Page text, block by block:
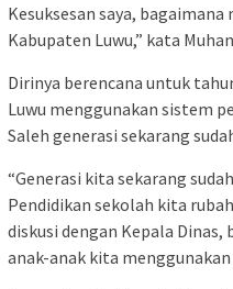
Kesuksesan saya,
Kabupaten Luwu,” kata
Dirinya berencana untuk
Luwu menggunakan sistem
Saleh generasi sekarang
“Generasi kita sekarang
Pendidikan sekolah kita
diskusi dengan Kepala
anak-anak kita